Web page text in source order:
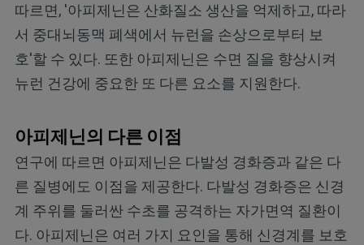
따르면, '아피제닌은 산화질소 생산을 억제하고, 따라
서 중대뇌동맥 폐색에서 뉴런을 손상으로부터 보
호'할 수 있다. 또한 아피제닌은 수면 질을 향상시켜
뉴런 건강에 중요한 또 다른 요소를 지원한다.
아피제닌의 다른 이점
연구에 따르면 아피제닌은 다발성 경화증과 같은 다
른 질병에도 이점을 제공한다. 다발성 경화증은 신경
계 주위를 둘러싼 수초를 공격하는 자가면역 질환이
다. 아피제닌은 여러 가지 요인을 통해 신경계를 보호